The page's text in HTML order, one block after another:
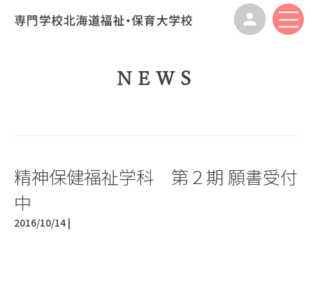
NEWS
精神保健福祉学科 第２期 願書受付
中
2016/10/14 |